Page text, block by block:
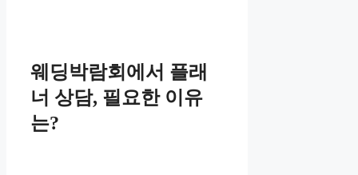
웨딩박람회에서 플래
너 상담, 필요한 이유
는?